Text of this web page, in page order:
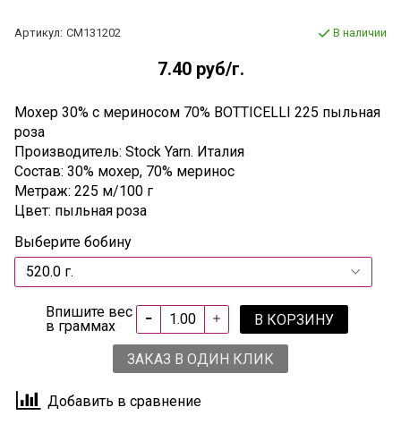
Артикул: СМ131202 В наличии
7.40 руб/г.
Мохер 30% с мериносом 70% BOTTICELLI 225 пыльная
роза
Производитель: Stock Yarn. Италия
Состав: 30% мохер, 70% меринос
Метраж: 225 м/100 г
Цвет: пыльная роза
Выберите бобину
Впишите вес
в граммах
В КОРЗИНУ
ЗАКАЗ В ОДИН КЛИК
Добавить в сравнение